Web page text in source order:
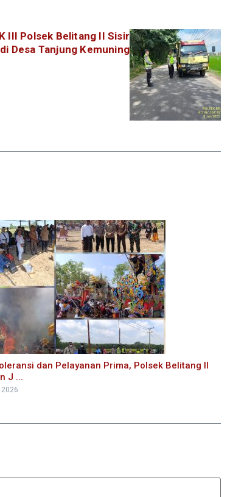
III Polsek Belitang II Sisir
Desa Tanjung Kemuning
dan Pelayanan Prima, Polsek Belitang II
J ...